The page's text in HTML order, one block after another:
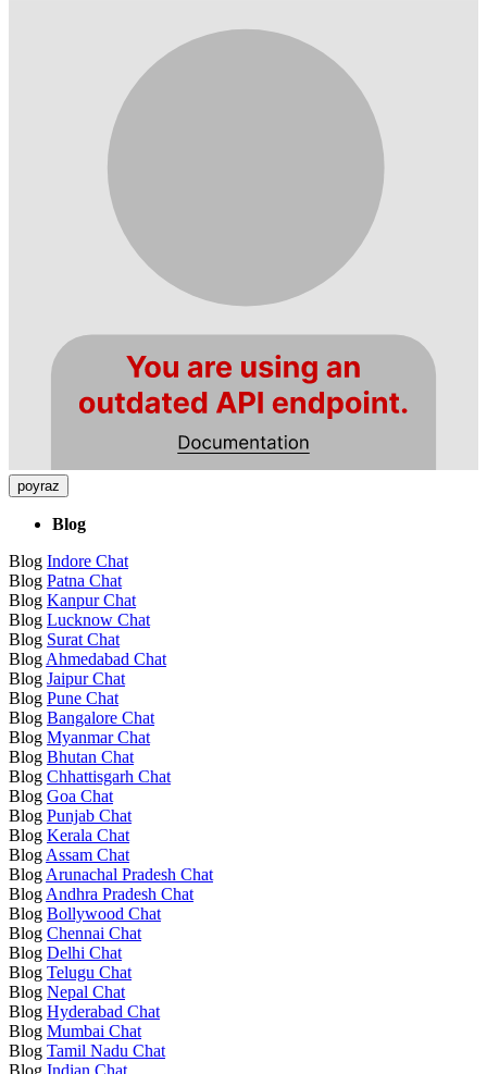
poyraz
Blog
Blog Indore Chat
Blog Patna Chat
Blog Kanpur Chat
Blog Lucknow Chat
Blog Surat Chat
Blog Ahmedabad Chat
Blog Jaipur Chat
Blog Pune Chat
Blog Bangalore Chat
Blog Myanmar Chat
Blog Bhutan Chat
Blog Chhattisgarh Chat
Blog Goa Chat
Blog Punjab Chat
Blog Kerala Chat
Blog Assam Chat
Blog Arunachal Pradesh Chat
Blog Andhra Pradesh Chat
Blog Bollywood Chat
Blog Chennai Chat
Blog Delhi Chat
Blog Telugu Chat
Blog Nepal Chat
Blog Hyderabad Chat
Blog Mumbai Chat
Blog Tamil Nadu Chat
Blog Indian Chat